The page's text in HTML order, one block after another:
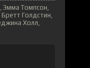
Эмма Томпсон,
Голдстин,
Холл,